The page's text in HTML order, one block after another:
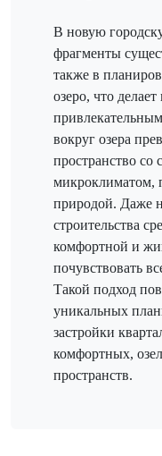
В новую
фрагменты
также в
озеро, что
вокруг озера
пространство со
микроклиматом,
природой. Даже
строительства
комфортной и
почувствовать
Такой подход
уникальных
застройки
комфортных,
пространств.